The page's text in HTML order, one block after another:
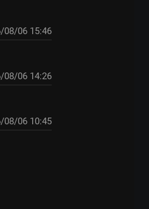
08/06 15:46
08/06 14:26
08/06 10:45